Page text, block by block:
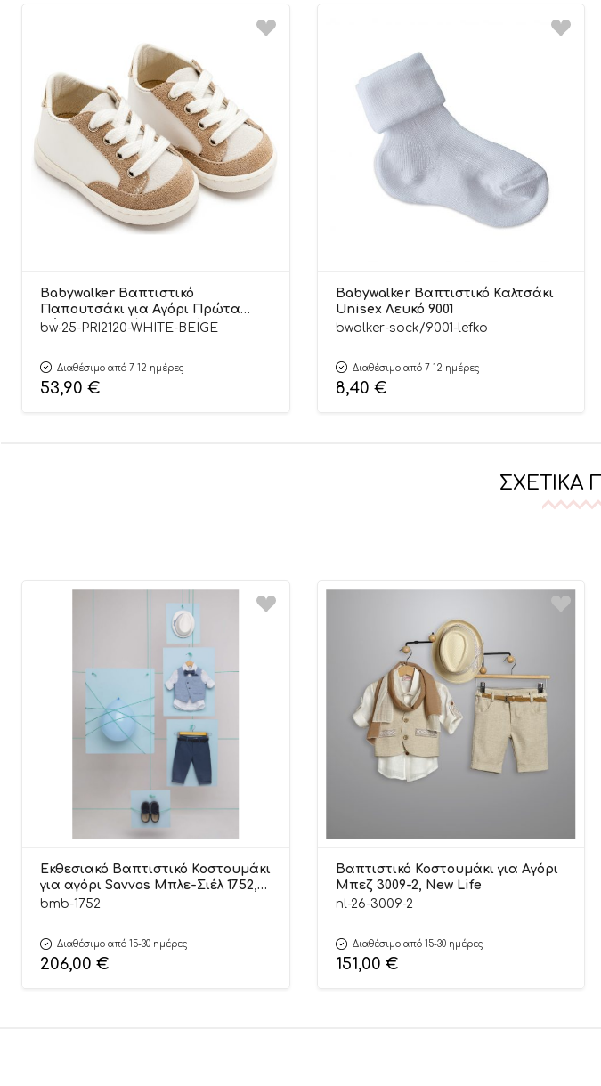
Babywalker Βαπτιστικό
Παπουτσάκι για Αγόρι Πρώτα
Βήματα Δερμάτινο Δετό Sneakers
bw-25-PRI2120-WHITE-BEIGE
Διαθέσιμο από 7-12 ημέρες
53,90 €
Babywalker Βαπτιστικό Καλτσάκι
Unisex Λευκό 9001
bwalker-sock/9001-lefko
Διαθέσιμο από 7-12 ημέρες
8,40 €
ΣΧΕΤΙΚΆ
Εκθεσιακό Βαπτιστικό Κοστουμάκι
για αγόρι Savvas Μπλε-Σιέλ 1752,
Bambolino
bmb-1752
Διαθέσιμο από 15-30 ημέρες
206,00 €
Βαπτιστικό Κοστουμάκι για Αγόρι
Μπεζ 3009-2, New Life
nl-26-3009-2
Διαθέσιμο από 15-30 ημέρες
151,00 €